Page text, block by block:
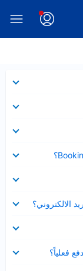
الالكتروني؟
فعلياً؟